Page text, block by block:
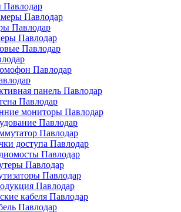
Павлодар
Павлодар
Павлодар
Павлодар
Павлодар
Павлодар
панель Павлодар
Павлодар
мониторы Павлодар
Павлодар
Павлодар
доступа Павлодар
Павлодар
Павлодар
Павлодар
Павлодар
кабеля Павлодар
Павлодар